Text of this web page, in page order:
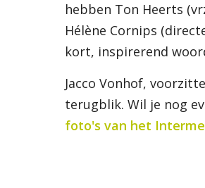
hebben Ton Heerts
Hélène Cornips
kort, inspirerend
Jacco Vonhof,
terugblik. Wil je nog
foto's van het